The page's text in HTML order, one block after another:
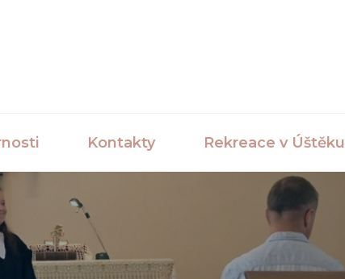
Kontakty Rekreace v Úštěku